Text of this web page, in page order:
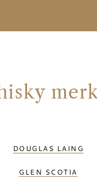
DOUGLAS LAING
GLEN SCOTIA